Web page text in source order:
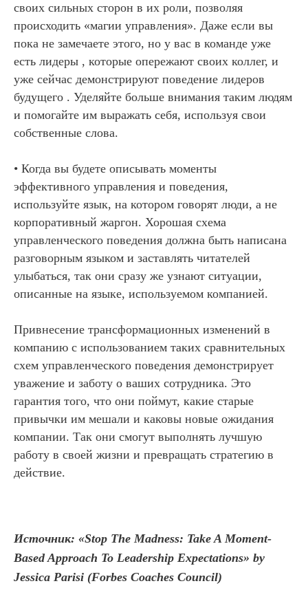
своих сильных сторон в их роли, позволяя
происходить «магии управления». Даже если вы
пока не замечаете этого, но у вас в команде уже
есть лидеры , которые опережают своих коллег, и
уже сейчас демонстрируют поведение лидеров
будущего . Уделяйте больше внимания таким людям
и помогайте им выражать себя, используя свои
собственные слова.
• Когда вы будете описывать моменты
эффективного управления и поведения,
используйте язык, на котором говорят люди, а не
корпоративный жаргон. Хорошая схема
управленческого поведения должна быть написана
разговорным языком и заставлять читателей
улыбаться, так они сразу же узнают ситуации,
описанные на языке, используемом компанией.
Привнесение трансформационных изменений в
компанию с использованием таких сравнительных
схем управленческого поведения демонстрирует
уважение и заботу о ваших сотрудника. Это
гарантия того, что они поймут, какие старые
привычки им мешали и каковы новые ожидания
компании. Так они смогут выполнять лучшую
работу в своей жизни и превращать стратегию в
действие.
Источник: «Stop The Madness: Take A Moment-
Based Approach To Leadership Expectations» by
Jessica Parisi (Forbes Coaches Council)